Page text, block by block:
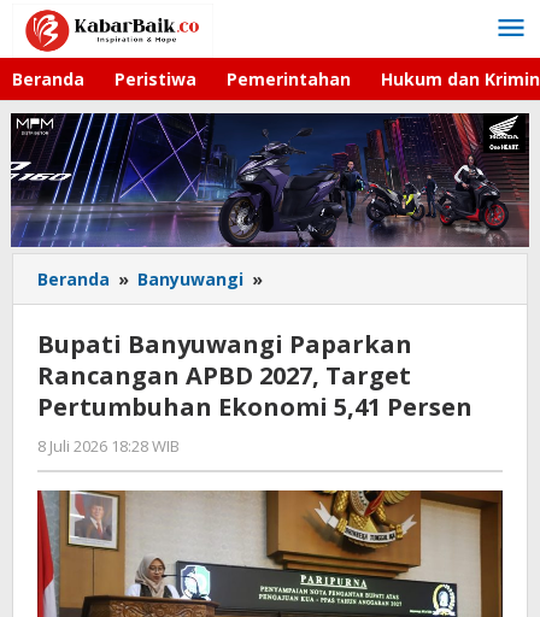
Lewati
konten
Beranda Peristiwa Pemerintahan Hukum dan
Beranda » Banyuwangi »
Banyuwangi
Paparkan
Rancangan
APBD
2027,
Persen
Bupati Banyuwangi Paparkan
Rancangan APBD 2027, Target
Pertumbuhan Ekonomi 5,41 Persen
8 Juli 2026 18:28 WIB
Faisal